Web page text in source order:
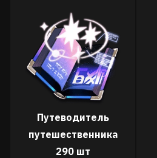
Путеводитель
путешественника
290 шт